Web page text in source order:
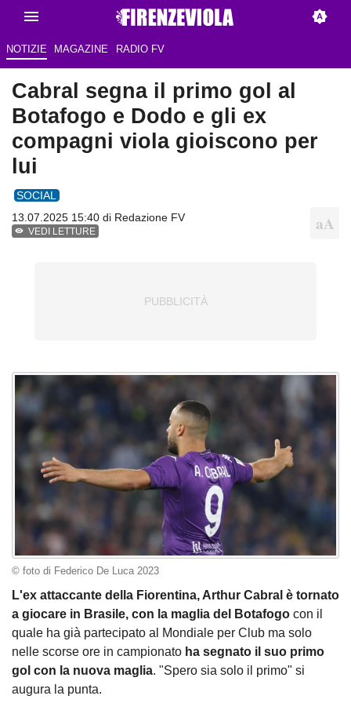
NOTIZIE MAGAZINE RADIO FV
Cabral segna il primo gol al
Botafogo e Dodo e gli ex
compagni viola gioiscono per
lui
SOCIAL
13.07.2025 15:40 di Redazione FV
VEDI LETTURE
© foto di Federico De Luca 2023
L'ex attaccante della Fiorentina, Arthur Cabral è tornato
a giocare in Brasile, con la maglia del Botafogo con il
quale ha già partecipato al Mondiale per Club ma solo
nelle scorse ore in campionato ha segnato il suo primo
gol con la nuova maglia. "Spero sia solo il primo" si
augura la punta.